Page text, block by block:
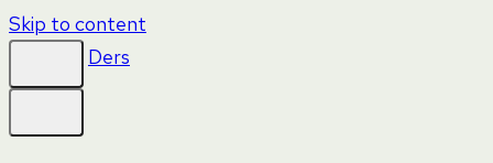
Skip to content
Ders